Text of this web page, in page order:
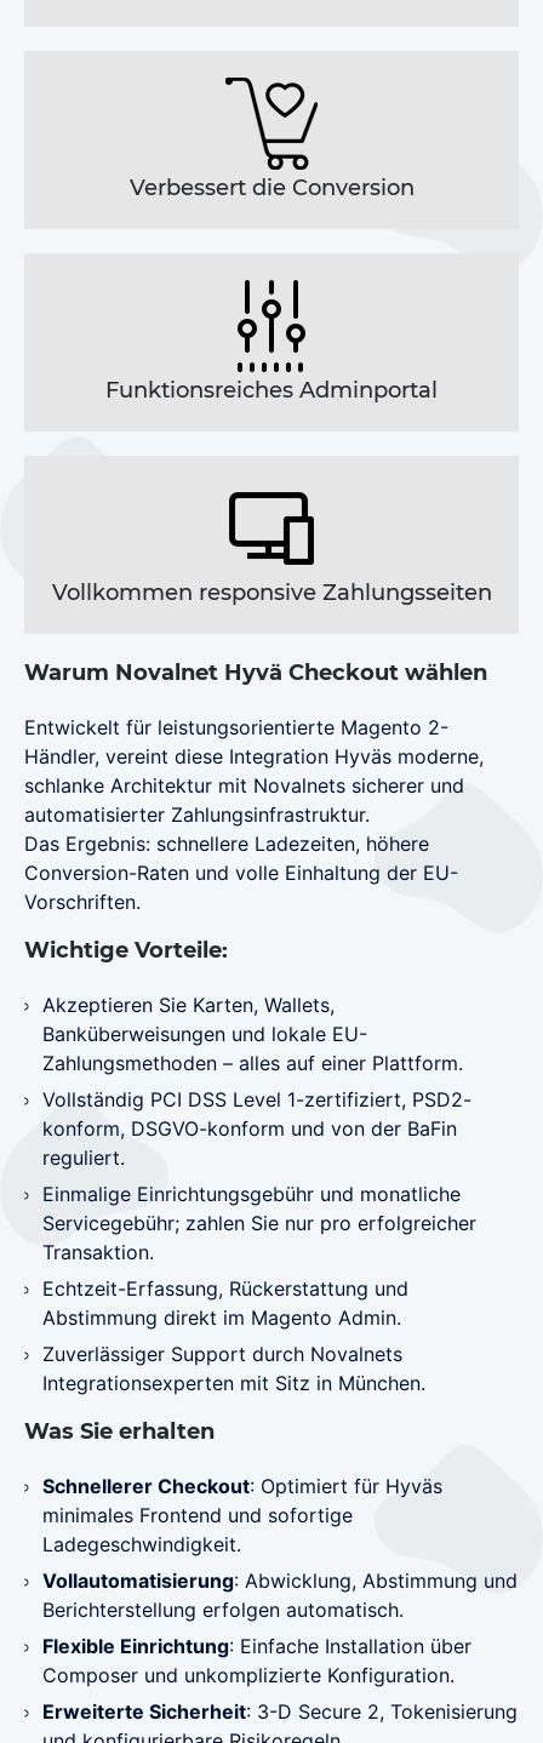
Verbessert die Conversion
Funktionsreiches Adminportal
Vollkommen responsive Zahlungsseiten
Warum Novalnet Hyvä Checkout wählen
Entwickelt für leistungsorientierte Magento 2-
Händler, vereint diese Integration Hyväs moderne,
schlanke Architektur mit Novalnets sicherer und
automatisierter Zahlungsinfrastruktur.
Das Ergebnis: schnellere Ladezeiten, höhere
Conversion-Raten und volle Einhaltung der EU-
Vorschriften.
Wichtige Vorteile:
Akzeptieren Sie Karten, Wallets,
Banküberweisungen und lokale EU-
Zahlungsmethoden – alles auf einer Plattform.
Vollständig PCI DSS Level 1-zertifiziert, PSD2-
konform, DSGVO-konform und von der BaFin
reguliert.
Einmalige Einrichtungsgebühr und monatliche
Servicegebühr; zahlen Sie nur pro erfolgreicher
Transaktion.
Echtzeit-Erfassung, Rückerstattung und
Abstimmung direkt im Magento Admin.
Zuverlässiger Support durch Novalnets
Integrationsexperten mit Sitz in München.
Was Sie erhalten
Schnellerer Checkout: Optimiert für Hyväs
minimales Frontend und sofortige
Ladegeschwindigkeit.
Vollautomatisierung: Abwicklung, Abstimmung und
Berichterstellung erfolgen automatisch.
Flexible Einrichtung: Einfache Installation über
Composer und unkomplizierte Konfiguration.
Erweiterte Sicherheit: 3-D Secure 2, Tokenisierung